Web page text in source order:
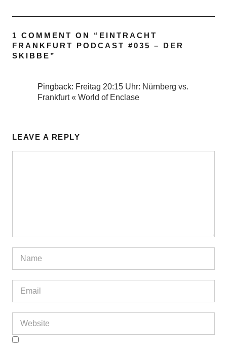
1 COMMENT ON “ EINTRACHT
FRANKFURT PODCAST #035 – DER
SKIBBE ”
Pingback: Freitag 20:15 Uhr: Nürnberg vs.
Frankfurt « World of Enclase
LEAVE A REPLY